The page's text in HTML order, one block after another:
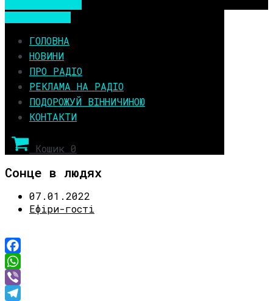
ГОЛОВНА
НОВИНИ
ПРО РАДІО
РЕКЛАМА НА РАДІО
ПОДОРОЖУЙ ВІННИЧИНОЮ
КОНТАКТИ
Кошик 0
Сонце в людях
07.01.2022
Ефіри-гості
Facebook
WhatsApp
Viber